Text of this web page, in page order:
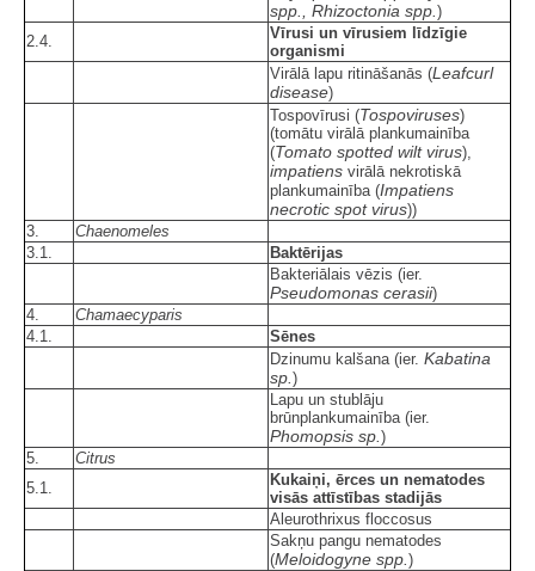
spp., Rhizoctonia spp. )
2.4.
Vīrusi un vīrusiem līdzīgie
organismi
Virālā lapu ritināšanās (Leafcurl
disease)
Tospovīrusi (Tospoviruses)
(tomātu virālā plankumainība
(Tomato spotted wilt virus),
impatiens virālā nekrotiskā
plankumainība (Impatiens
necrotic spot virus))
3.
Chaenomeles
3.1.
Baktērijas
Bakteriālais vēzis (ier.
Pseudomonas cerasii)
4.
Chamaecyparis
4.1.
Sēnes
Dzinumu kalšana (ier. Kabatina
sp. )
Lapu un stublāju
brūnplankumainība (ier.
Phomopsis sp. )
5.
Citrus
5.1.
Kukaiņi, ērces un nematodes
visās attīstības stadijās
Aleurothrixus floccosus
Sakņu pangu nematodes
(Meloidogyne spp. )